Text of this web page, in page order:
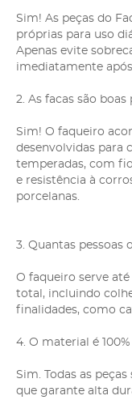
Sim! As peças do
próprias para uso
Apenas evite
imediatamente
2. As facas são boas
Sim! O faqueiro
desenvolvidas para
temperadas, com
e resistência à
porcelanas.
3. Quantas pessoas
O faqueiro serve
total, incluindo
finalidades, como
4. O material é
Sim. Todas as
que garante alta